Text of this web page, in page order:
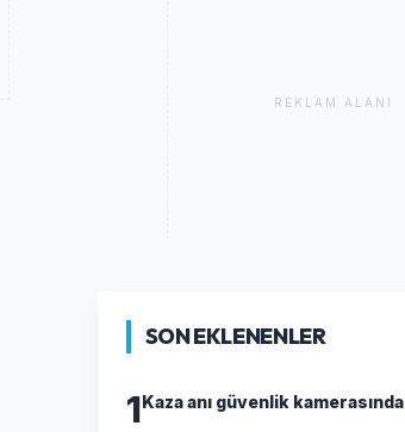
REKLAM ALANI
SON EKLENENLER
1Kaza anı güvenlik kamerasında